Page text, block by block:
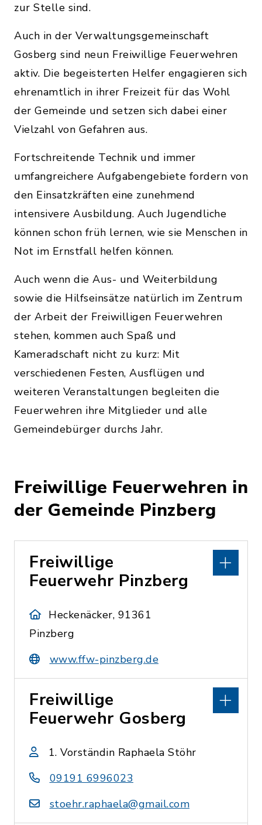
zur Stelle sind.
Auch in der Verwaltungsgemeinschaft
Gosberg sind neun Freiwillige Feuerwehren
aktiv. Die begeisterten Helfer engagieren sich
ehrenamtlich in ihrer Freizeit für das Wohl
der Gemeinde und setzen sich dabei einer
Vielzahl von Gefahren aus.
Fortschreitende Technik und immer
umfangreichere Aufgabengebiete fordern von
den Einsatzkräften eine zunehmend
intensivere Ausbildung. Auch Jugendliche
können schon früh lernen, wie sie Menschen in
Not im Ernstfall helfen können.
Auch wenn die Aus- und Weiterbildung
sowie die Hilfseinsätze natürlich im Zentrum
der Arbeit der Freiwilligen Feuerwehren
stehen, kommen auch Spaß und
Kameradschaft nicht zu kurz: Mit
verschiedenen Festen, Ausflügen und
weiteren Veranstaltungen begleiten die
Feuerwehren ihre Mitglieder und alle
Gemeindebürger durchs Jahr.
Freiwillige Feuerwehren in
der Gemeinde Pinzberg
Freiwillige
Feuerwehr Pinzberg
Heckenäcker, 91361
Pinzberg
www.ffw-pinzberg.de
Freiwillige
Feuerwehr Gosberg
1. Vorständin Raphaela Stöhr
09191 6996023
stoehr.raphaela@gmail.com